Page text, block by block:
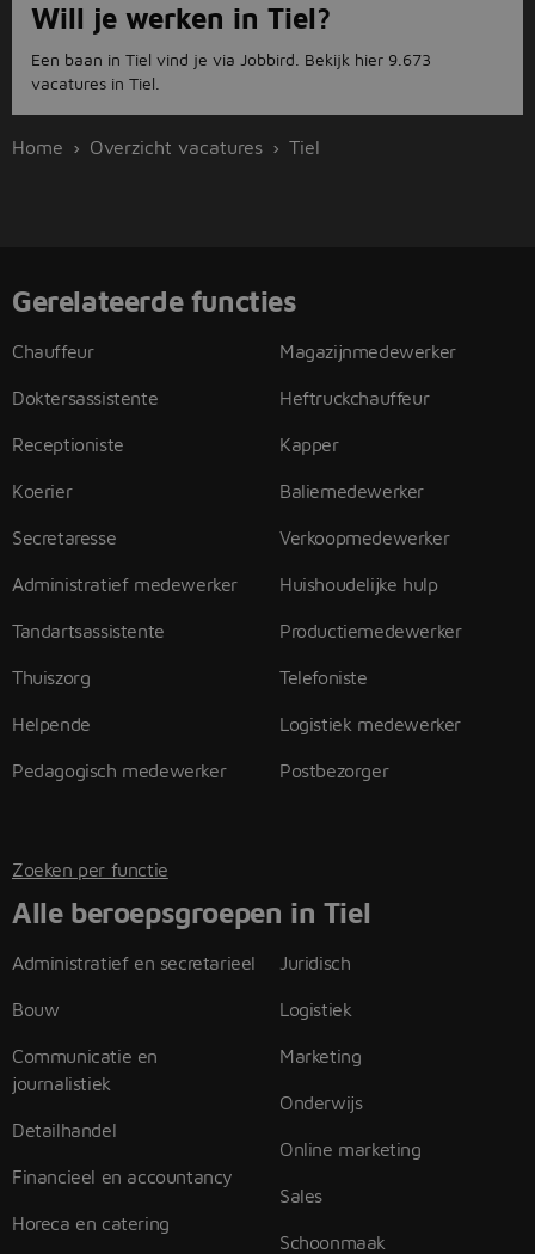
Will je werken in Tiel?
Een baan in Tiel vind je via Jobbird. Bekijk hier 9.673
vacatures in Tiel.
Home Overzicht vacatures Tiel
Gerelateerde functies
Chauffeur
Doktersassistente
Receptioniste
Koerier
Secretaresse
Administratief medewerker
Tandartsassistente
Thuiszorg
Helpende
Pedagogisch medewerker
Magazijnmedewerker
Heftruckchauffeur
Kapper
Baliemedewerker
Verkoopmedewerker
Huishoudelijke hulp
Productiemedewerker
Telefoniste
Logistiek medewerker
Postbezorger
Zoeken per functie
Alle beroepsgroepen in Tiel
Administratief en secretarieel
Bouw
Communicatie en
journalistiek
Detailhandel
Financieel en accountancy
Horeca en catering
Juridisch
Logistiek
Marketing
Onderwijs
Online marketing
Sales
Schoonmaak